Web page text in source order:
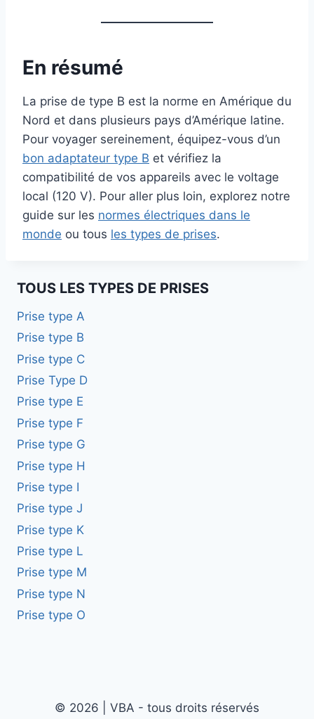
En résumé
La prise de type B est la norme en Amérique du
Nord et dans plusieurs pays d’Amérique latine.
Pour voyager sereinement, équipez-vous d’un
bon adaptateur type B et vérifiez la
compatibilité de vos appareils avec le voltage
local (120 V). Pour aller plus loin, explorez notre
guide sur les normes électriques dans le
monde ou tous les types de prises.
TOUS LES TYPES DE PRISES
Prise type A
Prise type B
Prise type C
Prise Type D
Prise type E
Prise type F
Prise type G
Prise type H
Prise type I
Prise type J
Prise type K
Prise type L
Prise type M
Prise type N
Prise type O
© 2026 | VBA - tous droits réservés